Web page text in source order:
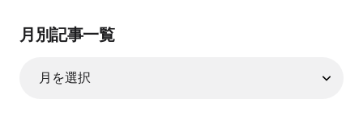
月別記事一覧